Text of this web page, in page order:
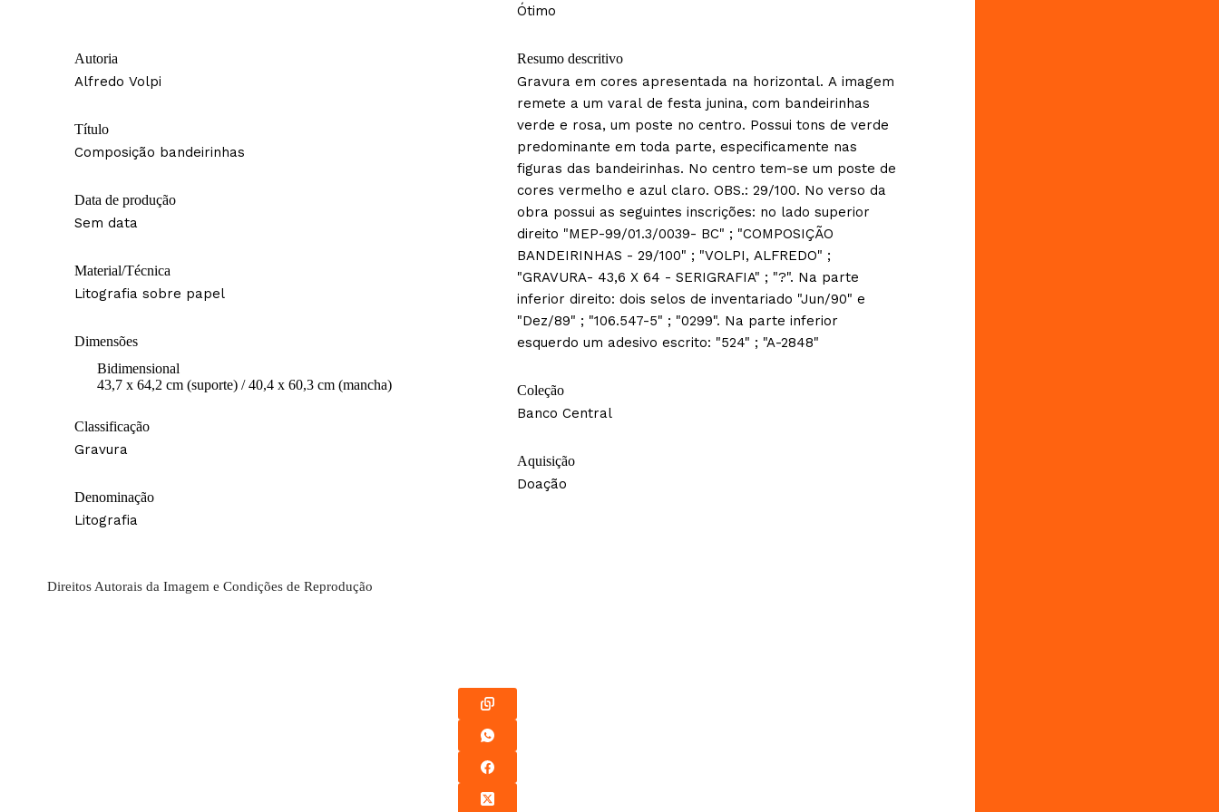
Autoria
Alfredo Volpi
Título
Composição bandeirinhas
Data de produção
Sem data
Material/Técnica
Litografia sobre papel
Dimensões
Bidimensional
43,7 x 64,2 cm (suporte) / 40,4 x 60,3 cm (mancha)
Classificação
Gravura
Denominação
Litografia
Ótimo
Resumo descritivo
Gravura em cores apresentada na horizontal. A imagem
remete a um varal de festa junina, com bandeirinhas
verde e rosa, um poste no centro. Possui tons de verde
predominante em toda parte, especificamente nas
figuras das bandeirinhas. No centro tem-se um poste de
cores vermelho e azul claro. OBS.: 29/100. No verso da
obra possui as seguintes inscrições: no lado superior
direito "MEP-99/01.3/0039- BC" ; "COMPOSIÇÃO
BANDEIRINHAS - 29/100" ; "VOLPI, ALFREDO" ;
"GRAVURA- 43,6 X 64 - SERIGRAFIA" ; "?". Na parte
inferior direito: dois selos de inventariado "Jun/90" e
"Dez/89" ; "106.547-5" ; "0299". Na parte inferior
esquerdo um adesivo escrito: "524" ; "A-2848"
Coleção
Banco Central
Aquisição
Doação
Direitos Autorais da Imagem e Condições de Reprodução